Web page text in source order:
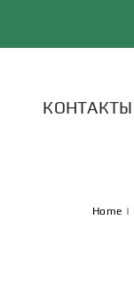
КОНТАКТЫ
Home |